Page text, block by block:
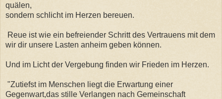
quälen,
sondern schlicht im Herzen bereuen.
Reue ist wie ein befreiender Schritt des Vertrauens mit dem
wir dir unsere Lasten anheim geben können.
Und im Licht der Vergebung finden wir Frieden im Herzen.
"Zutiefst im Menschen liegt die Erwartung einer
Gegenwart,das stille Verlangen nach Gemeinschaft